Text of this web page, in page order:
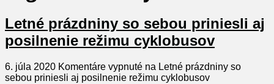
Letné prázdniny so sebou priniesli aj
posilnenie režimu cyklobusov
6. júla 2020 Komentáre vypnuté na Letné prázdniny so
sebou priniesli aj posilnenie režimu cyklobusov